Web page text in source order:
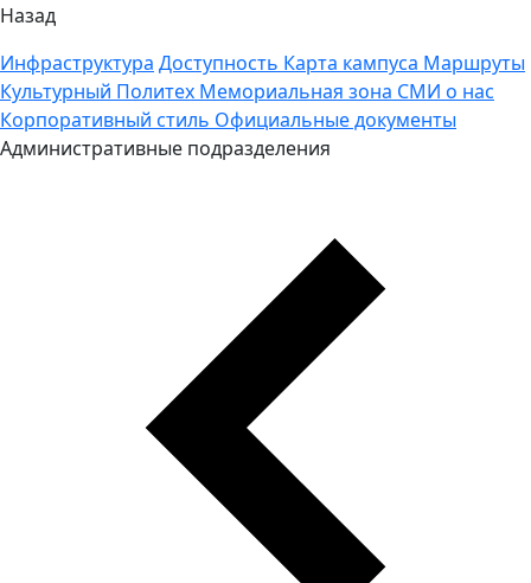
Назад
Инфраструктура Доступность Карта кампуса Маршруты
Культурный Политех Мемориальная зона СМИ о нас
Корпоративный стиль Официальные документы
Административные подразделения